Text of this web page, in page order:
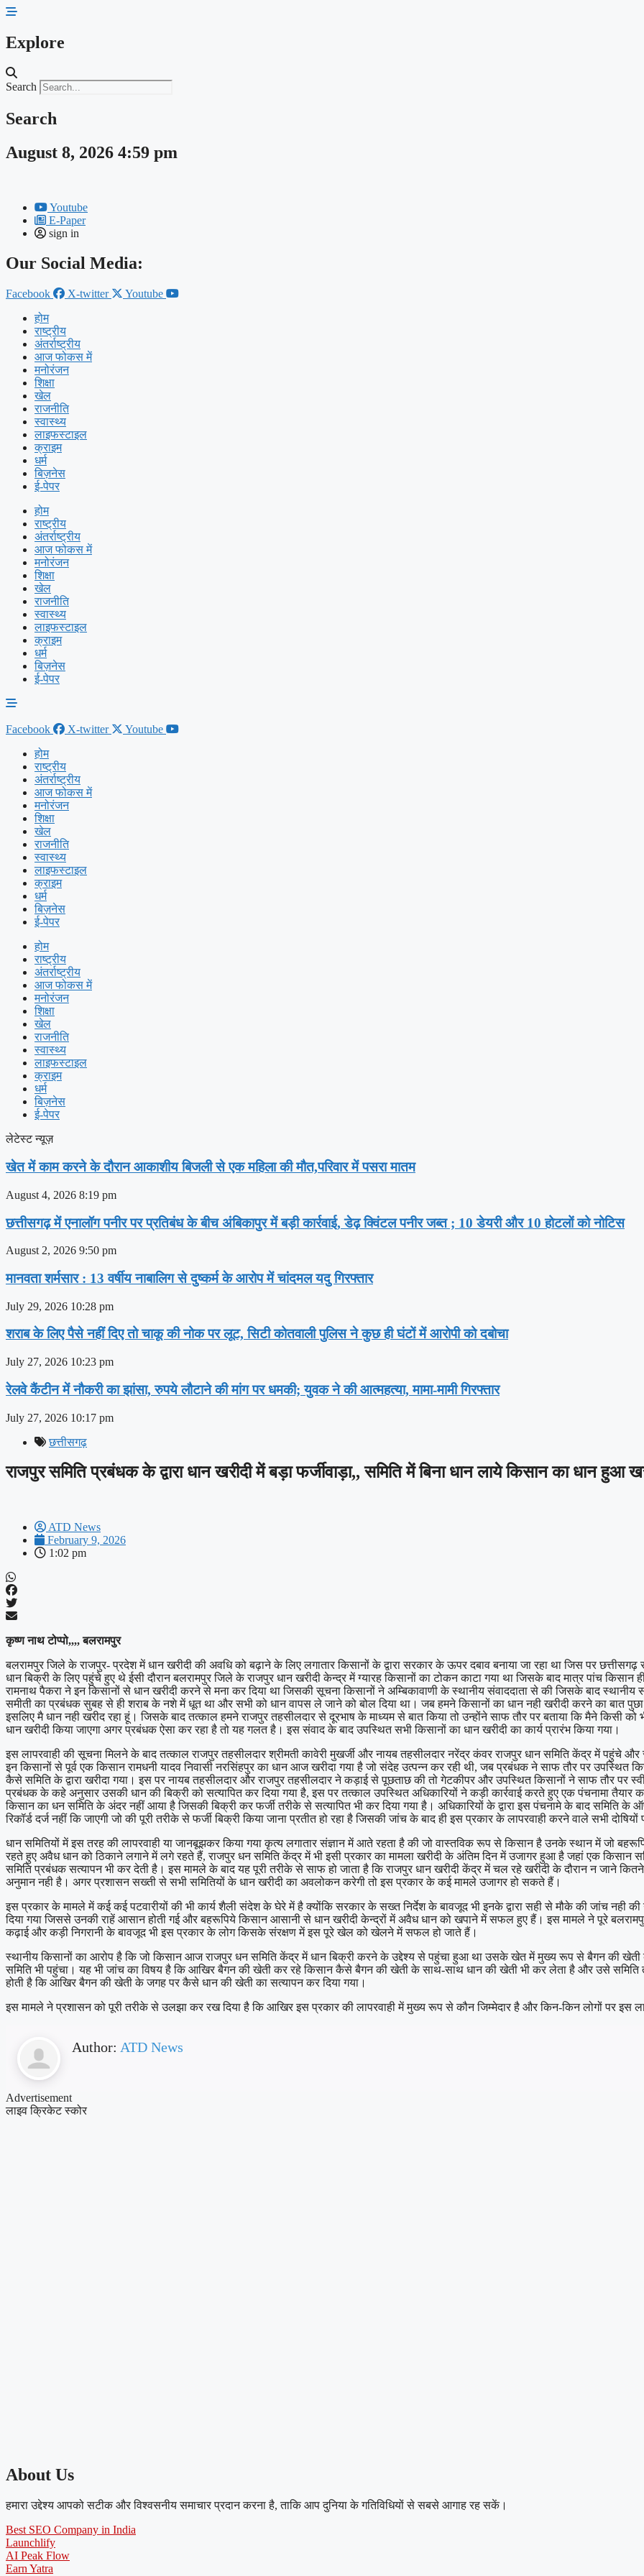
Skip
content
Explore
Search
Search
August 8, 2026 4:59 pm
Youtube
E-Paper
sign in
Our Social Media:
Facebook X-twitter
Youtube
होम
राष्ट्रीय
अंतर्राष्ट्रीय
आज फोकस में
मनोरंजन
शिक्षा
खेल
राजनीति
स्वास्थ्य
लाइफस्टाइल
क्राइम
धर्म
बिज़नेस
ई-पेपर
होम
राष्ट्रीय
अंतर्राष्ट्रीय
आज फोकस में
मनोरंजन
शिक्षा
खेल
राजनीति
स्वास्थ्य
लाइफस्टाइल
क्राइम
धर्म
बिज़नेस
ई-पेपर
Facebook X-twitter
Youtube
होम
राष्ट्रीय
अंतर्राष्ट्रीय
आज फोकस में
मनोरंजन
शिक्षा
खेल
राजनीति
स्वास्थ्य
लाइफस्टाइल
क्राइम
धर्म
बिज़नेस
ई-पेपर
होम
राष्ट्रीय
अंतर्राष्ट्रीय
आज फोकस में
मनोरंजन
शिक्षा
खेल
राजनीति
स्वास्थ्य
लाइफस्टाइल
क्राइम
धर्म
बिज़नेस
ई-पेपर
लेटेस्ट न्यूज़
खेत में काम करने के दौरान आकाशीय बिजली से एक महिला की मौत,परिवार में पसरा मातम
August 4, 2026 8:19 pm
छत्तीसगढ़ में एनालॉग पनीर पर प्रतिबंध के बीच अंबिकापुर में बड़ी कार्रवाई, डेढ़ क्विंटल पनीर जब्त ; 10 डेयरी और 10 होटलों को नोटिस
August 2, 2026 9:50 pm
मानवता शर्मसार : 13 वर्षीय नाबालिग से दुष्कर्म के आरोप में चांदमल यदु गिरफ्तार
July 29, 2026 10:28 pm
शराब के लिए पैसे नहीं दिए तो चाकू की नोक पर लूट, सिटी कोतवाली पुलिस ने कुछ ही घंटों में आरोपी को दबोचा
July 27, 2026 10:23 pm
रेलवे कैंटीन में नौकरी का झांसा, रुपये लौटाने की मांग पर धमकी; युवक ने की आत्महत्या, मामा-मामी गिरफ्तार
July 27, 2026 10:17 pm
छत्तीसगढ़
राजपुर समिति प्रबंधक के द्वारा धान खरीदी में बड़ा फर्जीवाड़ा,, समिति में बिना धान लाये किसान का धान हुआ
ATD News
February 9, 2026
1:02 pm
कृष्ण नाथ टोप्पो,,,, बलरामपुर
बलरामपुर जिले के राजपुर- प्रदेश में धान खरीदी की अवधि को बढ़ाने के लिए लगातार किसानों के द्वारा सरकार के ऊपर दबाव बनाया जा रहा था जिस पर
धान बिक्री के लिए पहुंचे हुए थे ईसी दौरान बलरामपुर जिले के राजपुर धान खरीदी केन्द्र में ग्यारह किसानों का टोकन काटा गया था जिसके बाद मात्र पांच
रामनाथ पैकरा ने इन किसानों से धान खरीदी करने से मना कर दिया था जिसकी सूचना किसानों ने अम्बिकावाणी के स्थानीय संवाददाता से की जिसके बाद स्थानीय
समीती का प्रबंधक सुबह से ही शराब के नशे में धूत था और सभी को धान वापस ले जाने को बोल दिया था। जब हमने किसानों का धान नही खरीदी करने का बात पुछा
इसलिए मै धान नही खरीद रहा हूं। जिसके बाद तत्काल हमने राजपुर तहसीलदार से दूरभाष के माध्यम से बात किया तो उन्होंने साफ तौर पर बताया कि मैने किसी
धान खरीदी किया जाएगा अगर प्रबंधक ऐसा कर रहा है तो यह गलत है। इस संवाद के बाद उपस्थित सभी किसानों का धान खरीदी का कार्य प्रारंभ किया गया।
इस लापरवाही की सूचना मिलने के बाद तत्काल राजपुर तहसीलदार श्रीमती कावेरी मुखर्जी और नायब तहसीलदार नरेंद्र कंवर राजपुर धान समिति केंद्र में पहुंचे और
इन किसानों से पूर्व एक किसान रामधनी यादव निवासी नरसिंहपुर का धान आज खरीदा गया है जो संदेह उत्पन्न कर रही थी, जब प्रबंधक ने साफ तौर पर उपस्थित
कैसे समिति के द्वारा खरीदा गया। इस पर नायब तहसीलदार और राजपुर तहसीलदार ने कड़ाई से पूछताछ की तो गेटकीपर और उपस्थित किसानों ने साफ तौर पर
प्रबंधक के कहे अनुसार उसकी धान की बिक्री को सत्यापित कर दिया गया है, इस पर तत्काल उपस्थित अधिकारियों ने कड़ी कार्रवाई करते हुए एक पंचनामा तैयार
किसान का धन समिति के अंदर नहीं आया है जिसकी बिक्री कर फर्जी तरीके से सत्यापित भी कर दिया गया है। अधिकारियों के द्वारा इस पंचनामे के बाद समिति
रिकॉर्ड दर्ज नहीं कि जाएगी जो की पूरी तरीके से फर्जी बिक्री किया जाना प्रतीत हो रहा है जिसकी जांच के बाद ही इस प्रकार के लापरवाही करने वाले सभी दोषियों
धान समितियों में इस तरह की लापरवाही या जानबूझकर किया गया कृत्य लगातार संज्ञान में आते रहता है की जो वास्तविक रूप से किसान है उनके स्थान में जो
रहते हुए अवैध धान को ठिकाने लगाने में लगे रहते हैं, राजपुर धन समिति केंद्र में भी इसी प्रकार का मामला खरीदी के अंतिम दिन में उजागर हुआ है जहां एक किसान
समिति प्रबंधक सत्यापन भी कर देती है। इस मामले के बाद यह पूरी तरीके से साफ हो जाता है कि राजपुर धान खरीदी केंद्र में चल रहे खरीदी के दौरान न जाने
अनुमान नही है। अगर प्रशासन सख्ती से सभी समितियों के धान खरीदी का अवलोकन करेगी तो इस प्रकार के कई मामले उजागर हो सकते हैं।
इस प्रकार के मामले में कई कई पटवारीयों की भी कार्य शैली संदेश के घेरे में है क्योंकि सरकार के सख्त निर्देश के बावजूद भी इनके द्वारा सही से मौके की जांच नही
दिया गया जिससे उनकी राहें आसान होती गई और बहरूपिये किसान आसानी से धान खरीदी केन्द्रों में अवैध धान को खपाने में सफल हुए हैं। इस मामले ने पूरे
कढ़ाई और कड़ी निगरानी के बावजूद भी इस प्रकार के लोग किसके संरक्षण में इस पूरे खेल को खेलने में सफल हो जाते हैं।
स्थानीय किसानों का आरोप है कि जो किसान आज राजपुर धन समिति केंद्र में धान बिक्री करने के उद्देश्य से पहुंचा हुआ था उसके खेत में मुख्य रूप से बैगन की
समिति भी पहुंचा। यह भी जांच का विषय है कि आखिर बैगन की खेती कर रहे किसान कैसे बैगन की खेती के साथ-साथ धान की खेती भी कर लेता है और उसे समिति
होती है कि आखिर बैगन की खेती के जगह पर कैसे धान की खेती का सत्यापन कर दिया गया।
इस मामले ने प्रशासन को पूरी तरीके से उलझा कर रख दिया है कि आखिर इस प्रकार की लापरवाही में मुख्य रूप से कौन जिम्मेदार है और किन-किन लोगों पर इस
Author: ATD News
Advertisement
लाइव क्रिकेट स्कोर
About Us
हमारा उद्देश्य आपको सटीक और विश्वसनीय समाचार प्रदान करना है, ताकि आप दुनिया के गतिविधियों से सबसे आगाह रह सकें।
Best SEO Company in India
Launchlify
AI Peak Flow
Earn Yatra